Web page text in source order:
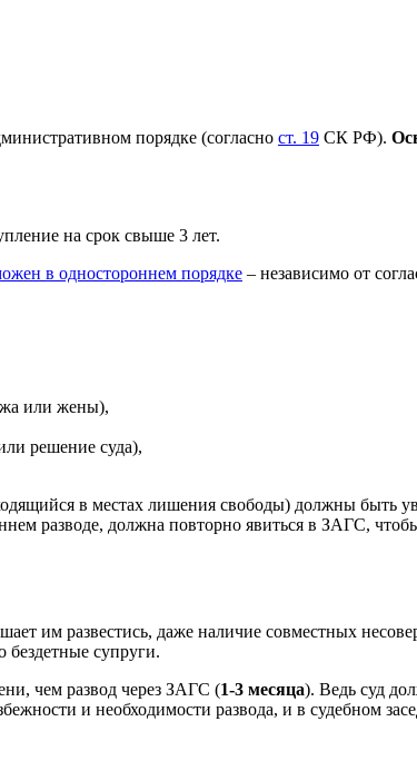
порядке (согласно ст. 19 СК РФ).
на срок свыше 3 лет.
в одностороннем порядке – независимо от
или жены),
решение суда),
в местах лишения свободы) должны быть
разводе, должна повторно явиться в ЗАГС,
им развестись, даже наличие совместных
бездетные супруги.
чем развод через ЗАГС (1-3 месяца). Ведь суд
и необходимости развода, и в судебном